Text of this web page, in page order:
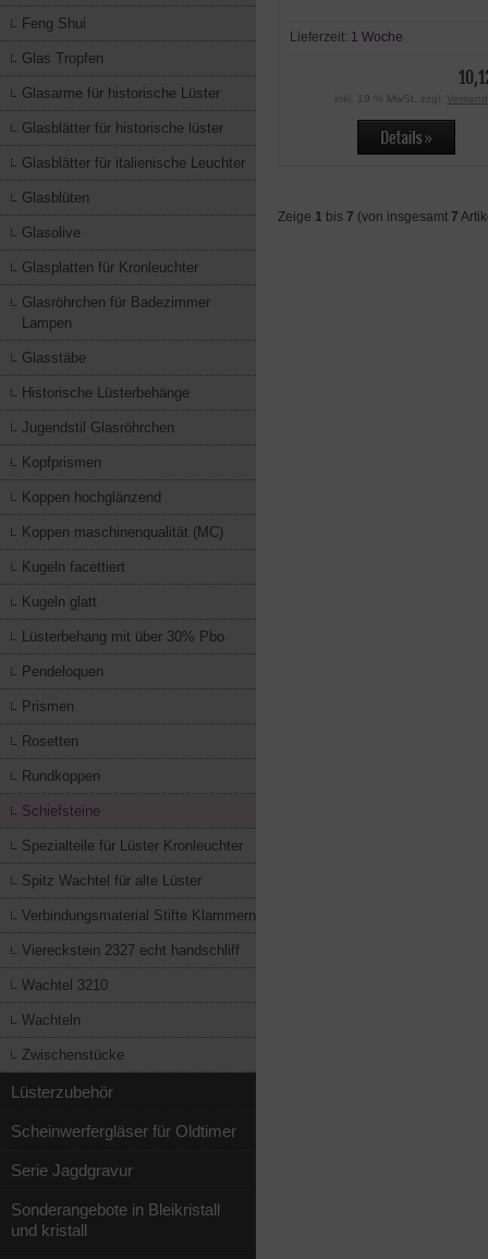
Feng Shui
Glas Tropfen
Glasarme für historische Lüster
Glasblätter für historische lüster
Glasblätter für italienische Leuchter
Glasblüten
Glasolive
Glasplatten für Kronleuchter
Glasröhrchen für Badezimmer
Lampen
Glasstäbe
Historische Lüsterbehänge
Jugendstil Glasröhrchen
Kopfprismen
Koppen hochglänzend
Koppen maschinenqualität (MC)
Kugeln facettiert
Kugeln glatt
Lüsterbehang mit über 30% Pbo
Pendeloquen
Prismen
Rosetten
Rundkoppen
Schiefsteine
Spezialteile für Lüster Kronleuchter
Spitz Wachtel für alte Lüster
Verbindungsmaterial Stifte Klammern
Viereckstein 2327 echt handschliff
Wachtel 3210
Wachteln
Zwischenstücke
Lüsterzubehör
Scheinwerfergläser für Oldtimer
Serie Jagdgravur
Sonderangebote in Bleikristall
und kristall
Lieferzeit: 1 Woche
inkl. 19 % MwSt. zzgl.
Zeige 1 bis 7 (von insgesamt 7